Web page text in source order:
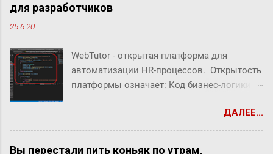
для разработчиков
25.6.20
WebTutor - открытая платформа для
автоматизации HR-процессов. Открытость
платформы означает: Код бизнес-логики
собственный код Можно заменять/
дополнять/расширять бизнес-логику
ДАЛЕЕ...
Вы перестали пить коньяк по утрам,